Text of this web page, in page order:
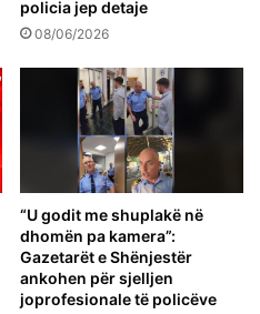
policia jep detaje
08/06/2026
“U godit me shuplakë në
dhomën pa kamera”:
Gazetarët e Shënjestër
ankohen për sjelljen
joprofesionale të policëve